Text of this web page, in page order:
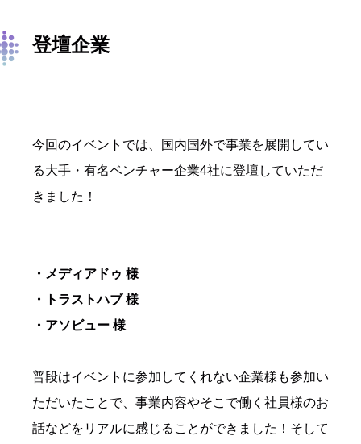
登壇企業
今回のイベントでは、国内国外で事業を展開してい
る大手・有名ベンチャー企業4社に登壇していただ
きました！
・メディアドゥ 様
・トラストハブ 様
・アソビュー 様
普段はイベントに参加してくれない企業様も参加い
ただいたことで、事業内容やそこで働く社員様のお
話などをリアルに感じることができました！そして